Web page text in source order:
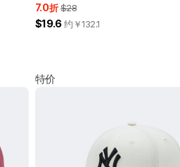
7.0折 $28
$19.6 约￥132.1
特价